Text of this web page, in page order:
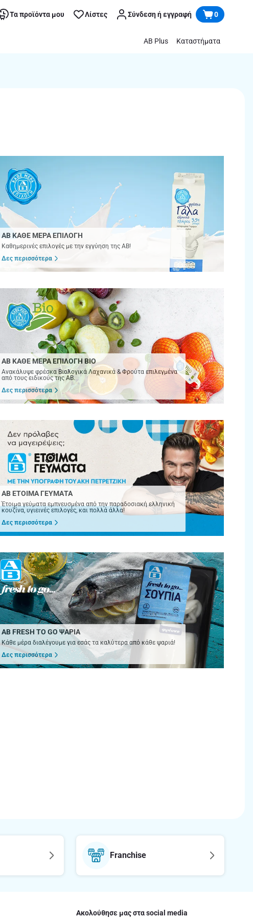
Τα προϊόντα μου Λίστες Σύνδεση ή εγγραφή 0
AB Plus Καταστήματα
ΑΒ ΚΑΘΕ ΜΕΡΑ ΕΠΙΛΟΓΗ
Καθημερινές επιλογές με την εγγύηση της ΑΒ!
Δες περισσότερα
ΑΒ ΚΑΘΕ ΜΕΡΑ ΕΠΙΛΟΓΗ BIO
Ανακάλυψε φρέσκα Βιολογικά Λαχανικά & Φρούτα επιλεγμένα
από τους ειδικούς της ΑΒ.
Δες περισσότερα
ΑΒ ΕΤΟΙΜΑ ΓΕΥΜΑΤΑ
Έτοιμα γεύματα εμπνευσμένα από την παραδοσιακή ελληνική
κουζίνα, υγιεινές επιλογές, και πολλά άλλα!
Δες περισσότερα
ΑΒ FRESH TO GO ΨΑΡΙΑ
Κάθε μέρα διαλέγουμε για εσάς τα καλύτερα από κάθε ψαριά!
Δες περισσότερα
Franchise
Ακολούθησε μας στα social media